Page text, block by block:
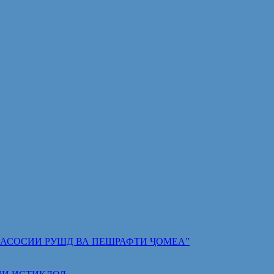
АСОСИИ РУШД ВА ПЕШРАФТИ ҶОМЕА”